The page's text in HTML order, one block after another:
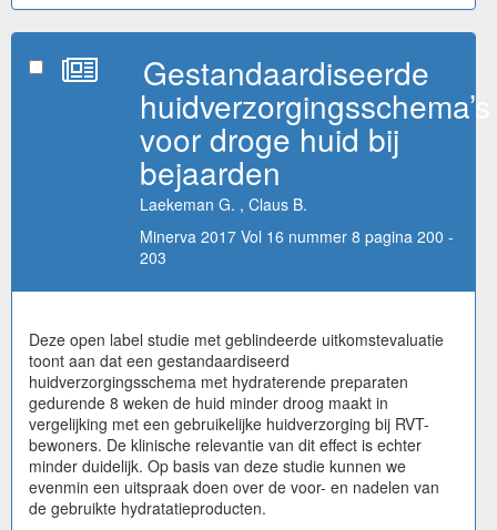
Gestandaardiseerde
huidverzorgingsschema’s
voor droge huid bij
bejaarden
Laekeman G. , Claus B.
Minerva 2017 Vol 16 nummer 8 pagina 200 -
203
Deze open label studie met geblindeerde uitkomstevaluatie
toont aan dat een gestandaardiseerd
huidverzorgingsschema met hydraterende preparaten
gedurende 8 weken de huid minder droog maakt in
vergelijking met een gebruikelijke huidverzorging bij RVT-
bewoners. De klinische relevantie van dit effect is echter
minder duidelijk. Op basis van deze studie kunnen we
evenmin een uitspraak doen over de voor- en nadelen van
de gebruikte hydratatieproducten.